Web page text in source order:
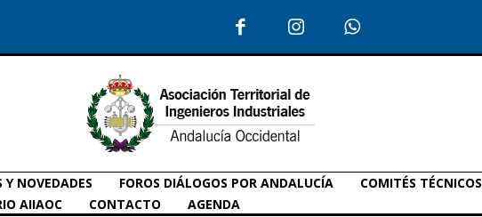
Y NOVEDADES FOROS DIÁLOGOS POR ANDALUCÍA COMITÉS TÉCNICOS
AIIAOC CONTACTO AGENDA